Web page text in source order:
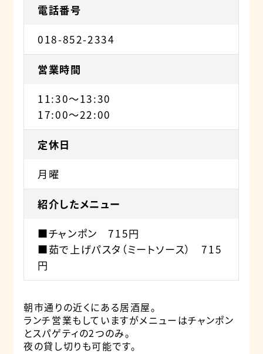
電話番号
018-852-2334
営業時間
11:30～13:30
17:00〜22:00
定休日
月曜
紹介したメニュー
■チャンポン 715円
■茹で上げパスタ（ミートソース） 715
円
朝市通りの近くにある居酒屋。
ランチ営業もしていますがメニューはチャンポン
とスパゲティの2つのみ。
夜の貸し切りも可能です。